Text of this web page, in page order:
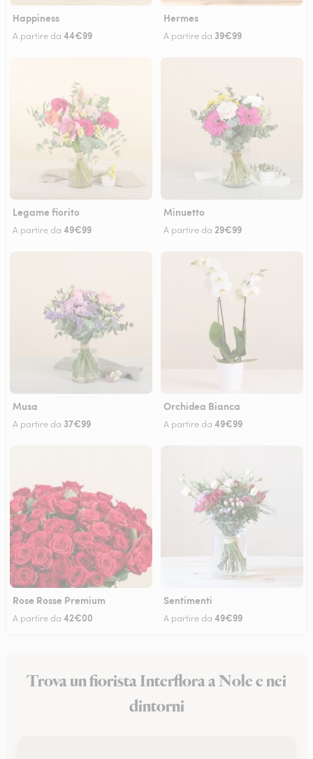
Happiness
A partire da 44€99
Hermes
A partire da 39€99
Legame fiorito
A partire da 49€99
Minuetto
A partire da 29€99
Musa
A partire da 37€99
Orchidea Bianca
A partire da 49€99
Rose Rosse Premium
A partire da 42€00
Sentimenti
A partire da 49€99
Trova un fiorista Interflora a Nole e nei
dintorni